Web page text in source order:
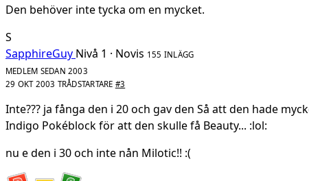
Den behöver inte tycka om en mycket.
S
SapphireGuy Nivå 1 · Novis 155 INLÄGG
MEDLEM SEDAN 2003
29 OKT 2003 TRÅDSTARTARE #3
Inte??? ja fånga den i 20 och gav den Så att den hade
Indigo Pokéblock för att den skulle få Beauty... :lol:
nu e den i 30 och inte nån Milotic!! :(